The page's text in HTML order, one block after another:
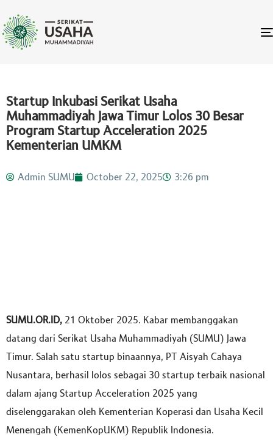
Startup Inkubasi Serikat Usaha
Muhammadiyah Jawa Timur Lolos 30 Besar
Program Startup Acceleration 2025
Kementerian UMKM
Admin SUMU October 22, 2025 3:26 pm
SUMU.OR.ID, 21 Oktober 2025. Kabar membanggakan
datang dari Serikat Usaha Muhammadiyah (SUMU) Jawa
Timur. Salah satu startup binaannya, PT Aisyah Cahaya
Nusantara, berhasil lolos sebagai 30 startup terbaik nasional
dalam ajang Startup Acceleration 2025 yang
diselenggarakan oleh Kementerian Koperasi dan Usaha Kecil
Menengah (KemenKopUKM) Republik Indonesia.